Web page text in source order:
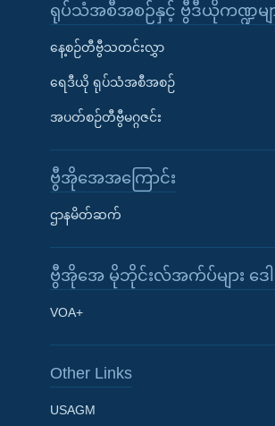
Learning English
ရုပ်သံအစီအစဉ်နှင့် ဗွီဒီယိုကဏ္ဍမျ
နေ့စဉ်တီဗွီသတင်းလွှာ
ရေဒီယို ရုပ်သံအစီအစဉ်
အပတ်စဉ်တီဗွီမဂ္ဂဇင်း
ဗွီအိုအေအကြောင်း
ဌာနမိတ်ဆက်
ဗွီအိုအေ မိုဘိုင်းလ်အက်ပ်များ ဒ
VOA+
Other Links
USAGM